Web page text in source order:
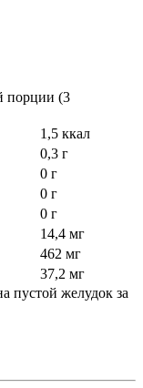
порции (3
1,5 ккал
0,3 г
0 г
0 г
0 г
14,4 мг
462 мг
37,2 мг
пустой желудок за